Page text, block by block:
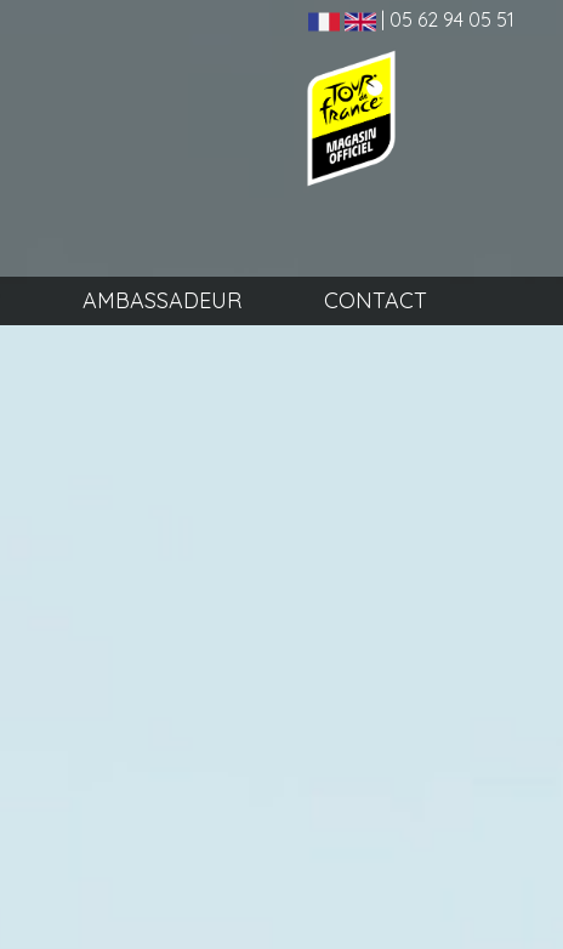
| 05 62 94 05 51
AMBASSADEUR CONTACT